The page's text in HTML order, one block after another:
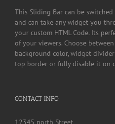
This Sliding Bar can be
and can take any widget you
your custom HTML Code. Its
of your viewers. Choose
background color, widget
top border or fully disable it on
CONTACT INFO
12345 north Street